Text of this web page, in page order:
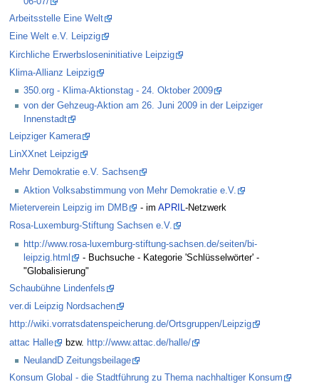
Arbeitsstelle Eine Welt
Eine Welt e.V. Leipzig
Kirchliche Erwerbsloseninitiative Leipzig
Klima-Allianz Leipzig
350.org - Klima-Aktionstag - 24. Oktober 2009
von der Gehzeug-Aktion am 26. Juni 2009 in der Leipziger
Innenstadt
Leipziger Kamera
LinXXnet Leipzig
Mehr Demokratie e.V. Sachsen
Aktion Volksabstimmung von Mehr Demokratie e.V.
Mieterverein Leipzig im DMB
- im APRIL-Netzwerk
Rosa-Luxemburg-Stiftung Sachsen e.V.
http://www.rosa-luxemburg-stiftung-sachsen.de/seiten/bi-
leipzig.html
- Buchsuche - Kategorie 'Schlüsselwörter' -
"Globalisierung"
Schaubühne Lindenfels
ver.di Leipzig Nordsachen
http://wiki.vorratsdatenspeicherung.de/Ortsgruppen/Leipzig
attac Halle
bzw. http://www.attac.de/halle/
NeulandD Zeitungsbeilage
Konsum Global - die Stadtführung zu Thema nachhaltiger Konsum